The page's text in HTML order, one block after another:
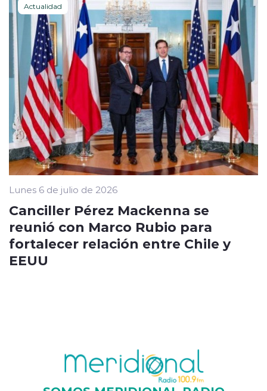
Actualidad
Lunes 6 de julio de 2026
Canciller Pérez Mackenna se
reunió con Marco Rubio para
fortalecer relación entre Chile y
EEUU